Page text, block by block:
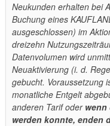
Neukunden erhalten bei
Buchung eines
ausgeschlossen) im
dreizehn
Datenvolumen wird
Neuaktivierung (i. d.
gebucht. Voraussetzung
monatliche Entgelt
anderen Tarif oder
werden konnte, enden